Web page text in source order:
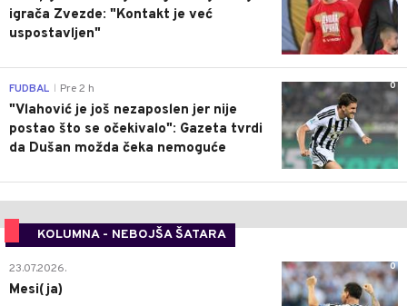
igrača Zvezde: "Kontakt je već
uspostavljen"
0
FUDBAL Pre 2 h
"Vlahović je još nezaposlen jer nije
postao što se očekivalo": Gazeta tvrdi
da Dušan možda čeka nemoguće
KOLUMNA - NEBOJŠA ŠATARA
0
23.07.2026.
Mesi(ja)